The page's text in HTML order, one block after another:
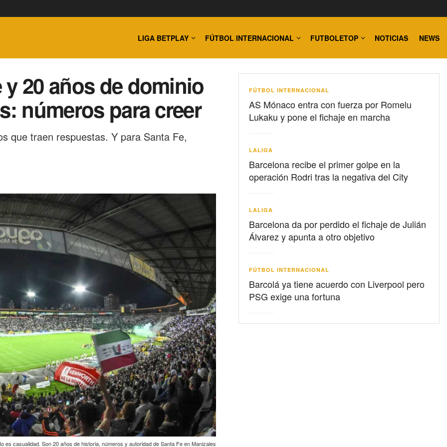
LIGA BETPLAY FÚTBOL INTERNACIONAL FUTBOLETOP NOTICIAS NEWS
20 años de dominio
números para creer
que traen respuestas. Y para Santa Fe,
es casualidad. Son 20 años de historia, números y autoridad de Santa Fe en Manizales
FÚTBOL INTERNACIONAL
AS Mónaco entra con fuerza por Romelu
Lukaku y pone el fichaje en marcha
LALIGA
Barcelona recibe el primer golpe en la
operación Rodri tras la negativa del City
LALIGA
Barcelona da por perdido el fichaje de Julián
Álvarez y apunta a otro objetivo
FÚTBOL INTERNACIONAL
Barcolá ya tiene acuerdo con Liverpool pero
PSG exige una fortuna